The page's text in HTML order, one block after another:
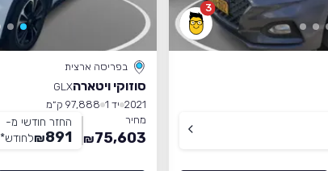
3
בפריסה ארצית
סוזוקי ויטארהGLX
2021 יד 1
97,888 ק״מ
מחיר
75,603
₪
החזר חודשי מ-
891
₪לחודש*